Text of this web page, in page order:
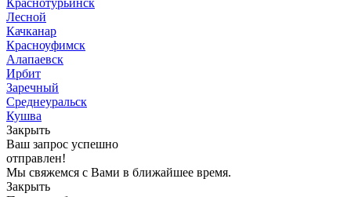
Лесной
Качканар
Красноуфимск
Алапаевск
Ирбит
Заречный
Среднеуральск
Кушва
Закрыть
Ваш запрос успешно
отправлен!
Мы свяжемся с Вами в ближайшее время.
Закрыть